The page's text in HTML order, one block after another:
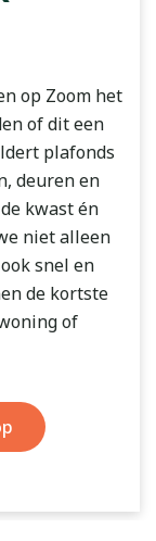
op Zoom het
of dit een
plafonds
deuren en
kwast én
niet alleen
snel en
de kortste
of